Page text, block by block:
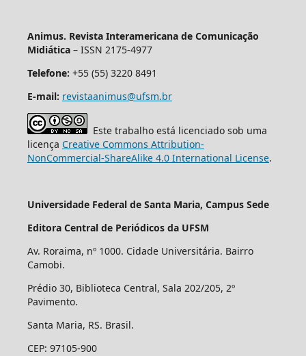
Animus. Revista Interamericana de Comunicação
Midiática– ISSN 2175-4977
Telefone: +55 (55) 3220 8491
E-mail: revistaanimus@ufsm.br
Este trabalho está licenciado sob uma
licença Creative Commons Attribution-
NonCommercial-ShareAlike 4.0 International License.
Universidade Federal de Santa Maria, Campus Sede
Editora Central de Periódicos da UFSM
Av. Roraima, nº 1000. Cidade Universitária. Bairro
Camobi.
Prédio 30, Biblioteca Central, Sala 202/205, 2º
Pavimento.
Santa Maria, RS. Brasil.
CEP: 97105-900